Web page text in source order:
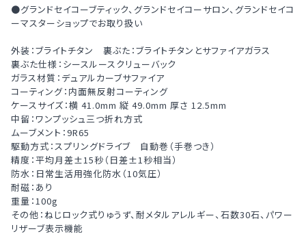
●グランドセイコーブティック、グランドセイコーサロン、グランドセイコ
ーマスターショップでお取り扱い
外装：ブライトチタン 裏ぶた：ブライトチタンとサファイアガラス
裏ぶた仕様：シースルースクリューバック
ガラス材質：デュアルカーブサファイア
コーティング：内面無反射コーティング
ケースサイズ：横 41.0mm 縦 49.0mm 厚さ 12.5mm
中留：ワンプッシュ三つ折れ方式
ムーブメント：9R65
駆動方式：スプリングドライブ 自動巻（手巻つき）
精度：平均月差±15秒（日差±1秒相当）
防水：日常生活用強化防水（10気圧）
耐磁：あり
重量：100g
その他：ねじロック式りゅうず、耐メタルアレルギー、石数30石、パワー
リザーブ表示機能